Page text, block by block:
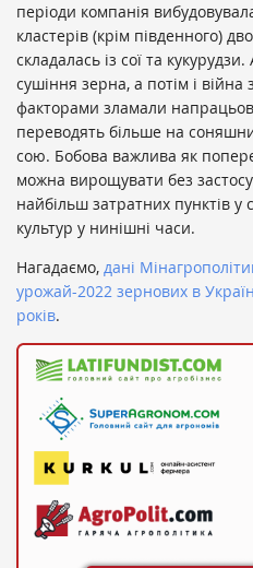
періоди компанія
кластерів (крім південного)
складалась із сої та
сушіння зерна, а потім і війна
факторами зламали
переводять більше на
сою. Бобова важлива як
можна вирощувати без
найбільш затратних пунктів у
культур у нинішні часи.
Нагадаємо, дані
урожай-2022 зернових в
років.